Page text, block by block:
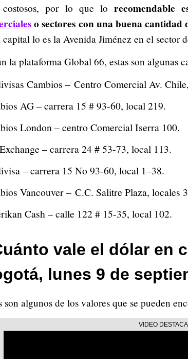
costosos, por lo que lorecomendable
o sectores con una buena cantidad
capital lo es la Avenida Jiménez en el sector
la plataforma Global 66, estas son algunas
Cambios – Centro Comercial Av.
AG – carrera 15 # 93-60, local 219.
London – centro Comercial Iserra 100.
– carrera 24 # 53-73, local 113.
– carrera 15 No 93-60, local 1–38.
Vancouver – C.C. Salitre Plaza, locales
Cash – calle 122 # 15-35, local 102.
vale el dólar en
lunes 9 de
son algunos de los valores que se pueden